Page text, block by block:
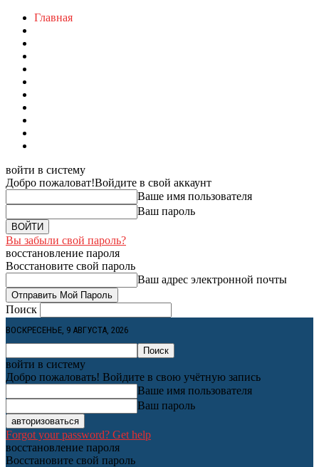
Главная
войти в систему
Добро пожаловат!Войдите в свой аккаунт
Ваше имя пользователя
Ваш пароль
Вы забыли свой пароль?
восстановление пароля
Восстановите свой пароль
Ваш адрес электронной почты
Поиск
ВОСКРЕСЕНЬЕ, 9 АВГУСТА, 2026
войти в систему
Добро пожаловать! Войдите в свою учётную запись
Ваше имя пользователя
Ваш пароль
Forgot your password? Get help
восстановление пароля
Восстановите свой пароль